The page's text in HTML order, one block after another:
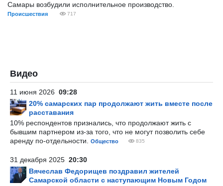
Самары возбудили исполнительное производство.
Происшествия 717
Видео
11 июня 2026 09:28
20% самарских пар продолжают жить вместе после
расставания
10% респондентов признались, что продолжают жить с
бывшим партнером из-за того, что не могут позволить себе
аренду по-отдельности.
Общество 835
31 декабря 2025 20:30
Вячеслав Федорищев поздравил жителей
Самарской области с наступающим Новым Годом